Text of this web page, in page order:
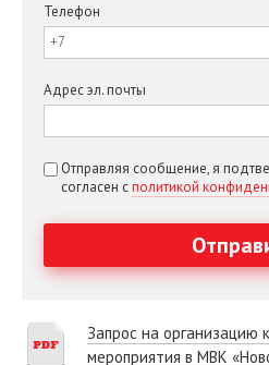
Телефон
Адрес эл. почты
Отправляя сообщение, я
согласен сполитикой
Запрос на организацию
мероприятия в МВК